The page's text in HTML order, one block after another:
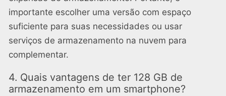
importante escolher uma versão com espaço
suficiente para suas necessidades ou usar
serviços de armazenamento na nuvem para
complementar.
4. Quais vantagens de ter 128 GB de
armazenamento em um smartphone?